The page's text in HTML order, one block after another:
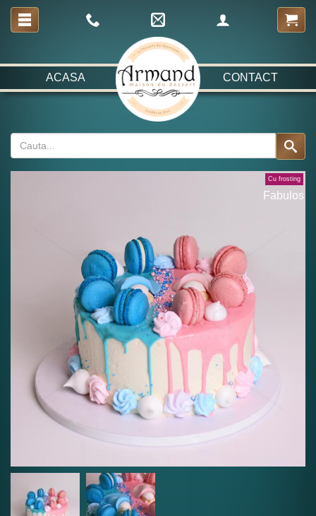
ACASA CONTACT
Cu frosting
Fabulos